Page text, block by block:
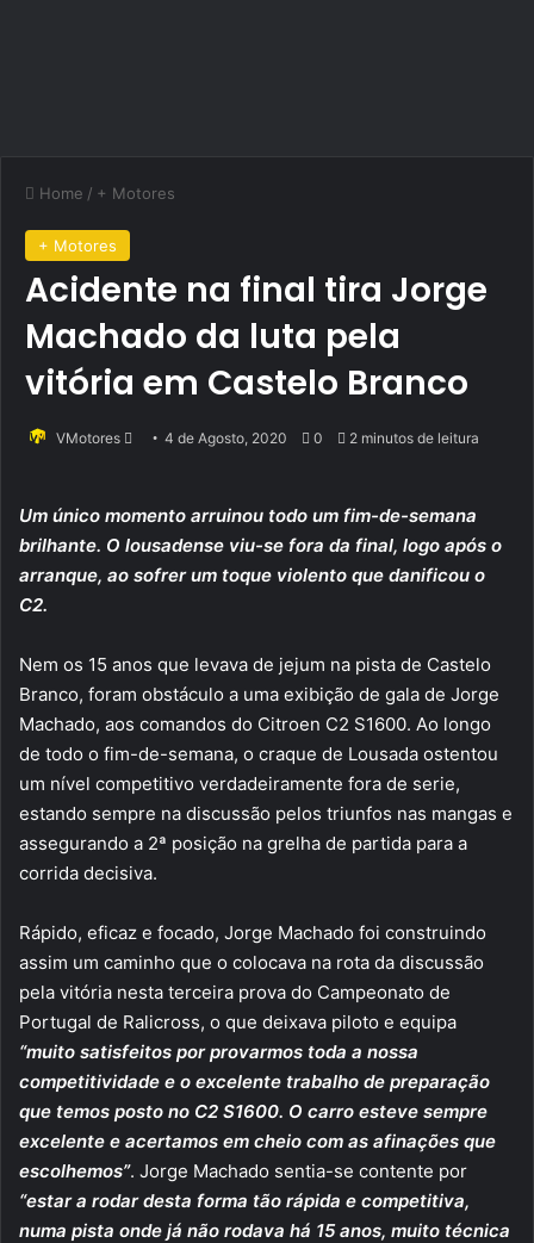
Home / + Motores
+ Motores
Acidente na final tira Jorge
Machado da luta pela
vitória em Castelo Branco
VMotores
Send4 de Agosto, 2020 0 2 minutos de leitura
Um único momento arruinou todo um fim-de-semana
brilhante. O lousadense viu-se fora da final, logo após o
arranque, ao sofrer um toque violento que danificou o
C2.
Nem os 15 anos que levava de jejum na pista de Castelo
Branco, foram obstáculo a uma exibição de gala de Jorge
Machado, aos comandos do Citroen C2 S1600. Ao longo
de todo o fim-de-semana, o craque de Lousada ostentou
um nível competitivo verdadeiramente fora de serie,
estando sempre na discussão pelos triunfos nas mangas e
assegurando a 2ª posição na grelha de partida para a
corrida decisiva.
Rápido, eficaz e focado, Jorge Machado foi construindo
assim um caminho que o colocava na rota da discussão
pela vitória nesta terceira prova do Campeonato de
Portugal de Ralicross, o que deixava piloto e equipa
“muito satisfeitos por provarmos toda a nossa
competitividade e o excelente trabalho de preparação
que temos posto no C2 S1600. O carro esteve sempre
excelente e acertamos em cheio com as afinações que
escolhemos”. Jorge Machado sentia-se contente por
“estar a rodar desta forma tão rápida e competitiva,
numa pista onde já não rodava há 15 anos, muito técnica